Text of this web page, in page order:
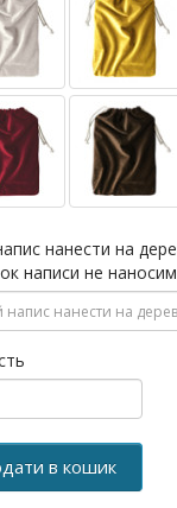
нанести на
написи не
в кошик